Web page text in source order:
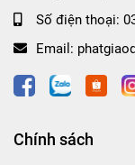
Số điện thoại:
Email:
Chính sách